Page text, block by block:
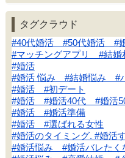
タグクラウド
#40代婚活 #50代婚活 #
#マッチングアプリ #結
#婚活
#婚活 悩み #結婚悩み #
#婚活 #初デート
#婚活 #婚活40代 #婚活
#婚活 #婚活準備
#婚活 #選ばれる女性
#婚活のタイミング. #婚
#婚活悩み #婚活バレた